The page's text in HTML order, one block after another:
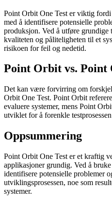
Point Orbit One Test er viktig
med å identifisere potensielle
produksjon. Ved å utføre grundige
kvaliteten og påliteligheten til et
risikoen for feil og nedetid.
Point Orbit vs. Point
Det kan være forvirring om
Orbit One Test. Point Orbit
evaluere systemer, mens Point
utviklet for å forenkle
Oppsummering
Point Orbit One Test er et kraftig
applikasjoner grundig. Ved å
identifisere potensielle problemer
utviklingsprosessen, noe som
systemer.